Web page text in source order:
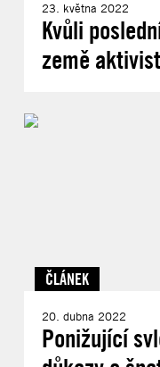
23. května 2022
Kvůli
země
ČLÁNEK
20. dubna 2022
Ponižující